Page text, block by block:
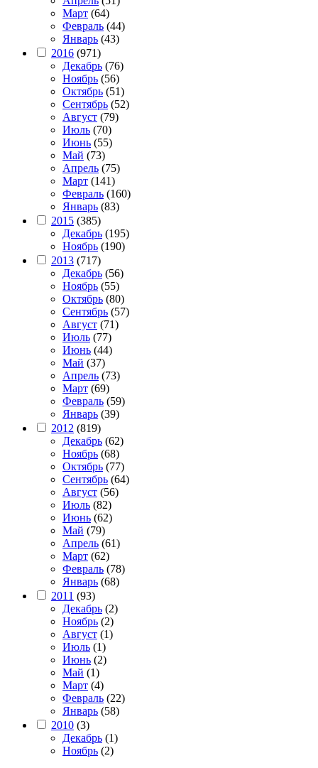
Март (64)
Февраль (44)
Январь (43)
2016 (971)
Декабрь (76)
Ноябрь (56)
Октябрь (51)
Сентябрь (52)
Август (79)
Июль (70)
Июнь (55)
Май (73)
Апрель (75)
Март (141)
Февраль (160)
Январь (83)
2015 (385)
Декабрь (195)
Ноябрь (190)
2013 (717)
Декабрь (56)
Ноябрь (55)
Октябрь (80)
Сентябрь (57)
Август (71)
Июль (77)
Июнь (44)
Май (37)
Апрель (73)
Март (69)
Февраль (59)
Январь (39)
2012 (819)
Декабрь (62)
Ноябрь (68)
Октябрь (77)
Сентябрь (64)
Август (56)
Июль (82)
Июнь (62)
Май (79)
Апрель (61)
Март (62)
Февраль (78)
Январь (68)
2011 (93)
Декабрь (2)
Ноябрь (2)
Август (1)
Июль (1)
Июнь (2)
Май (1)
Март (4)
Февраль (22)
Январь (58)
2010 (3)
Декабрь (1)
Ноябрь (2)